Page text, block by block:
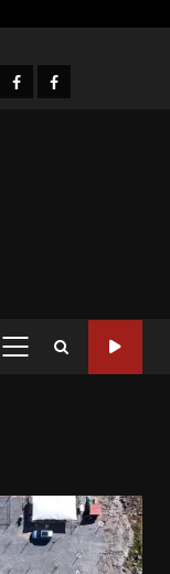
Facebook-Facebook-
PRIMARY